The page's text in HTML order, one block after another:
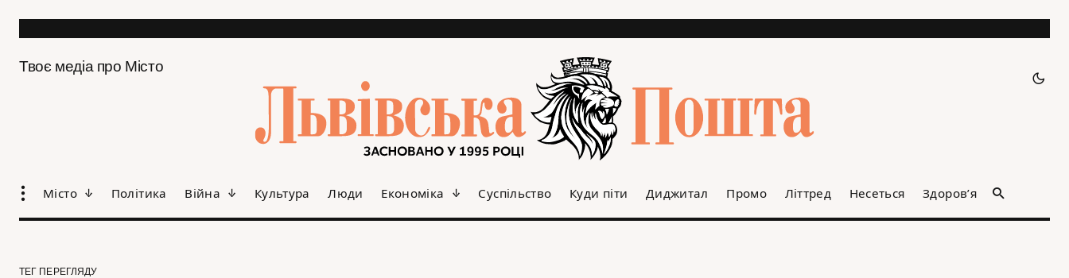
Твоє медіа про Місто
Місто Політика Війна Культура Люди Економіка Суспільство Куди піти Диджитал Промо Літтред Несеться Здоров’я
ТЕГ ПЕРЕГЛЯДУ